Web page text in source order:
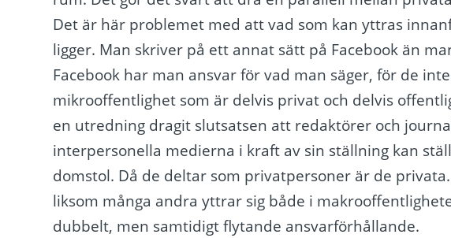
Det är här problemet med att vad som kan yttras
ligger. Man skriver på ett annat sätt på Facebook än
Facebook har man ansvar för vad man säger, för de
mikrooffentlighet som är delvis privat och delvis
en utredning dragit slutsatsen att redaktörer och
interpersonella medierna i kraft av sin ställning kan
domstol. Då de deltar som privatpersoner är de
liksom många andra yttrar sig både i
dubbelt, men samtidigt flytande ansvarförhållande.